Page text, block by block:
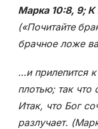
Марка 10:8, 9; К
(«Почитайте
брачное ложе
…и прилепится
плотью; так что
Итак, что Бог
разлучает.